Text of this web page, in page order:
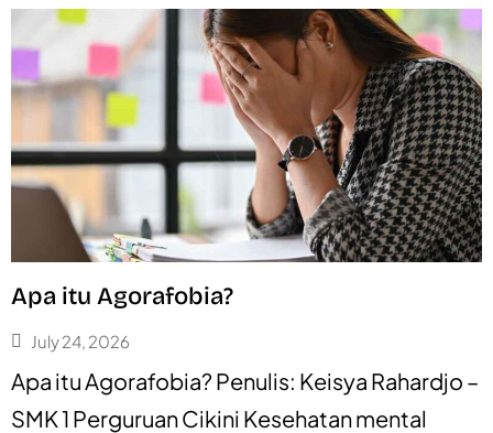
Apa itu Agorafobia?
July 24, 2026
Apa itu Agorafobia? Penulis: Keisya Rahardjo –
SMK 1 Perguruan Cikini Kesehatan mental